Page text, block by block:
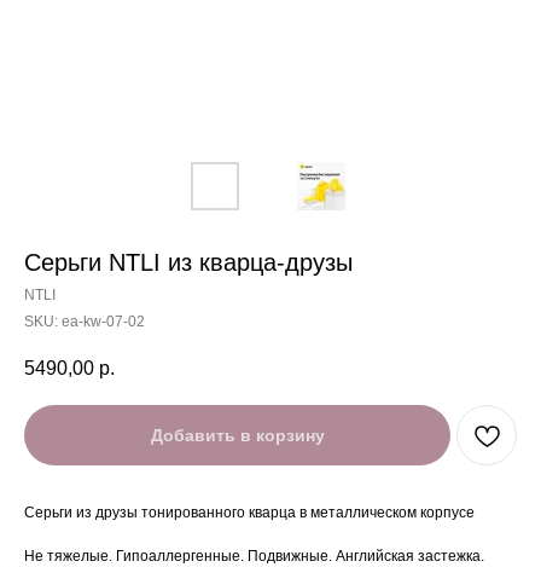
Серьги NTLI из кварца-друзы
NTLI
SKU: ea-kw-07-02
5490,00 р.
Добавить в корзину
Серьги из друзы тонированного кварца в металлическом корпусе
Не тяжелые. Гипоаллергенные. Подвижные. Английская застежка.